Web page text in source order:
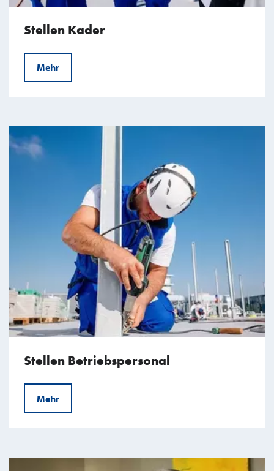
Stellen Kader
Mehr
Stellen Betriebspersonal
Mehr